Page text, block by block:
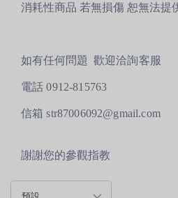
消耗性商品 若無損傷 恕無法提
如有任何問題 歡迎洽詢客服
電話 0912-815763
信箱 str87006092@gmail.com
謝謝您的參觀指教